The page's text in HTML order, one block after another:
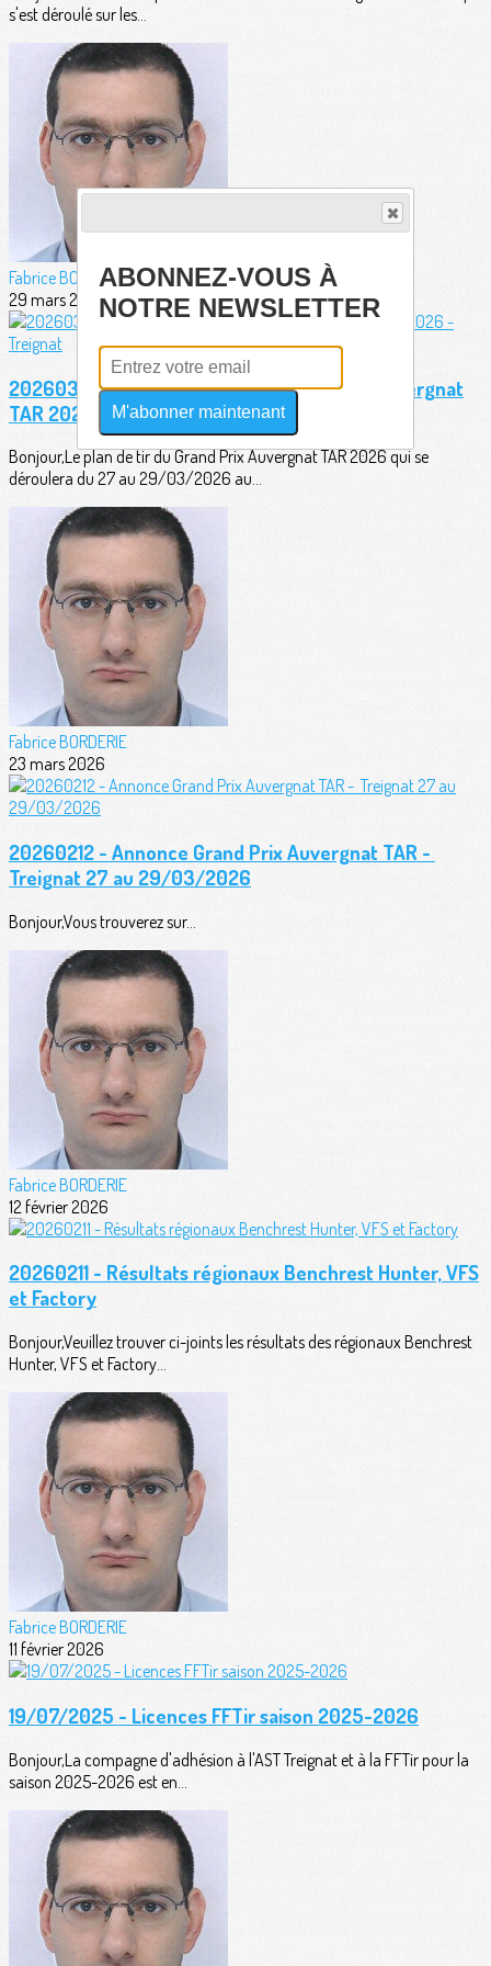
s'est déroulé sur les...
Fabrice BORDERIE
29 mars 2026
20260323 - Plan de tir officiel Grand Prix Auvergnat
TAR 2026 - Treignat
Bonjour,Le plan de tir du Grand Prix Auvergnat TAR 2026 qui se
déroulera du 27 au 29/03/2026 au...
Fabrice BORDERIE
23 mars 2026
20260212 - Annonce Grand Prix Auvergnat TAR -
Treignat 27 au 29/03/2026
Bonjour,Vous trouverez sur...
Fabrice BORDERIE
12 février 2026
20260211 - Résultats régionaux Benchrest Hunter, VFS
et Factory
Bonjour,Veuillez trouver ci-joints les résultats des régionaux Benchrest
Hunter, VFS et Factory...
Fabrice BORDERIE
11 février 2026
19/07/2025 - Licences FFTir saison 2025-2026
Bonjour,La compagne d'adhésion à l'AST Treignat et à la FFTir pour la
saison 2025-2026 est en...
ABONNEZ-VOUS À
NOTRE NEWSLETTER
M'abonner maintenant